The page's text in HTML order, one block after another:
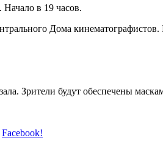
в 19 часов.
Дома кинематографистов.
Зрители будут обеспечены
Facebook!